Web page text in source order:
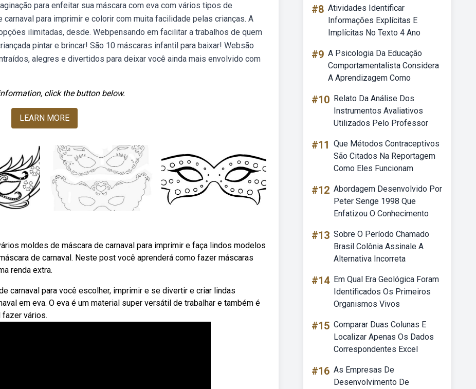
para enfeitar sua máscara com eva com vários tipos de
para imprimir e colorir com muita facilidade pelas crianças. A
ilimitadas, desde. Webpensando em facilitar a trabalhos de quem
pintar e brincar! São 10 máscaras infantil para baixar! Websão
alegres e divertidos para deixar você ainda mais envolvido com
click the button below.
LEARN MORE
moldes de máscara de carnaval para imprimir e faça lindos modelos
de carnaval. Neste post você aprenderá como fazer máscaras
renda extra.
carnaval para você escolher, imprimir e se divertir e criar lindas
em eva. O eva é um material super versátil de trabalhar e também é
vários.
#8 Atividades Identificar
Informações Explícitas E
Implícitas No Texto 4 Ano
#9 A Psicologia Da Educação
Comportamentalista Considera
A Aprendizagem Como
#10 Relato Da Análise Dos
Instrumentos Avaliativos
Utilizados Pelo Professor
#11 Que Métodos Contraceptivos
São Citados Na Reportagem
Como Eles Funcionam
#12 Abordagem Desenvolvido Por
Peter Senge 1998 Que
Enfatizou O Conhecimento
#13 Sobre O Período Chamado
Brasil Colônia Assinale A
Alternativa Incorreta
#14 Em Qual Era Geológica Foram
Identificados Os Primeiros
Organismos Vivos
#15 Comparar Duas Colunas E
Localizar Apenas Os Dados
Correspondentes Excel
#16 As Empresas De
Desenvolvimento De